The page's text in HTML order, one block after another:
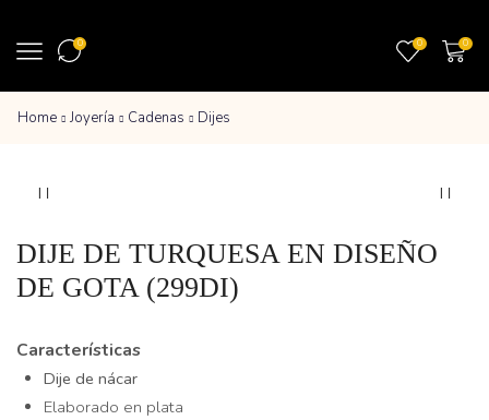
0 0 0
Home Joyería Cadenas Dijes
DIJE DE TURQUESA EN DISEÑO
DE GOTA (299DI)
Características
Dije de nácar
Elaborado en plata